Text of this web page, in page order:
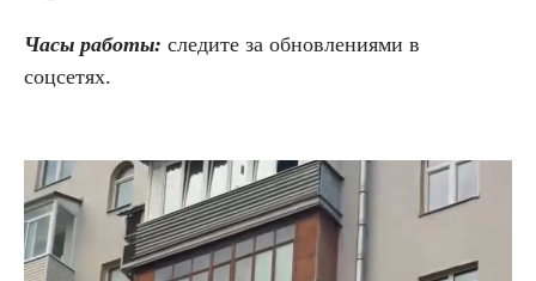
Часы работы: следите за обновлениями в
соцсетях.